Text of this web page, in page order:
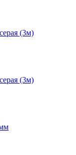
(3м)
(3м)